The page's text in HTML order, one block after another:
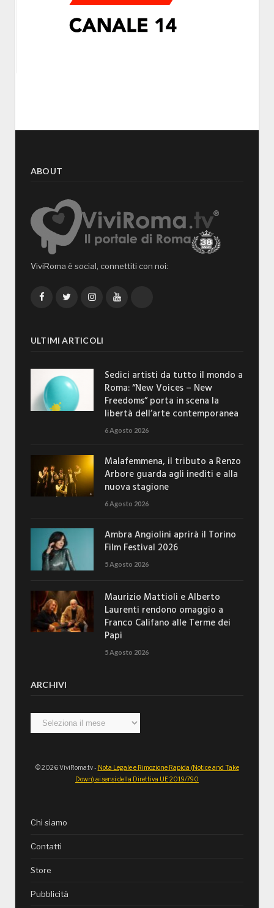
ABOUT
ViviRoma è social, connettiti con noi:
FacebookTwitterInstagramYouTube
ULTIMI ARTICOLI
Sedici artisti da tutto il mondo a
Roma: “New Voices – New
Freedoms” porta in scena la
libertà dell’arte contemporanea
6 Agosto 2026
Malafemmena, il tributo a Renzo
Arbore guarda agli inediti e alla
nuova stagione
6 Agosto 2026
Ambra Angiolini aprirà il Torino
Film Festival 2026
5 Agosto 2026
Maurizio Mattioli e Alberto
Laurenti rendono omaggio a
Franco Califano alle Terme dei
Papi
5 Agosto 2026
ARCHIVI
Archivi
© 2026 ViviRoma.tv - Nota Legale e Rimozione Rapida (Notice and Take
Down) ai sensi della Direttiva UE 2019/790
Chi siamo
Contatti
Store
Pubblicità